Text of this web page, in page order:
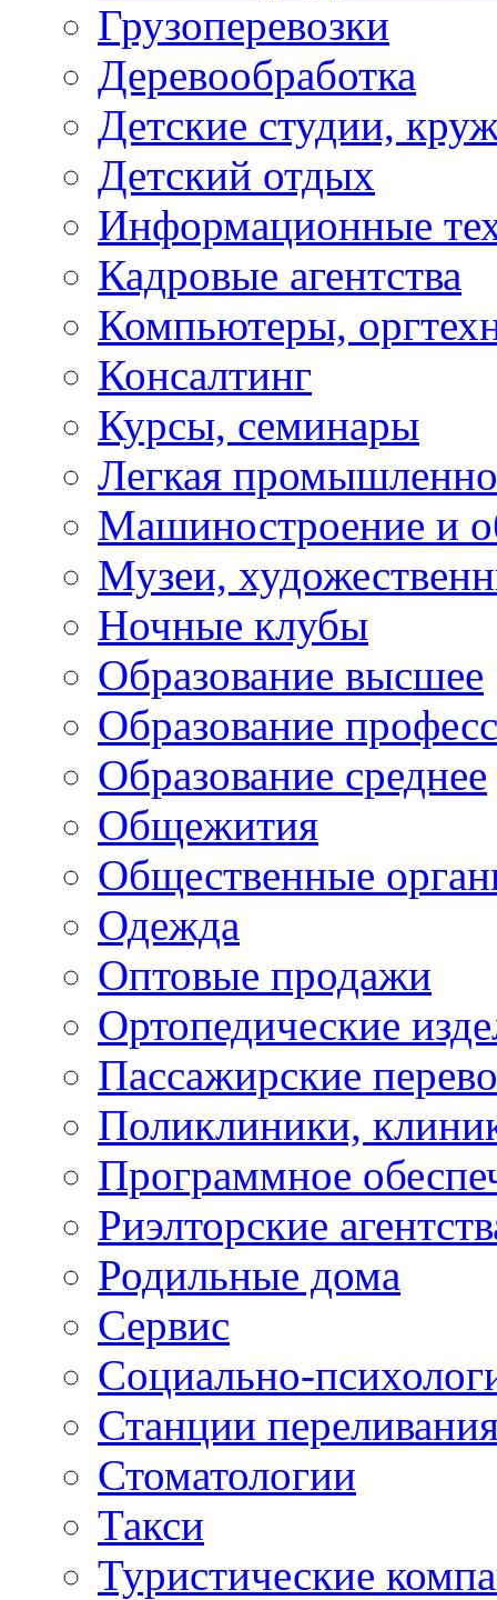
Грузоперевозки
Деревообработка
Детские студии,
Детский отдых
Информационные
Кадровые агентства
Компьютеры,
Консалтинг
Курсы, семинары
Легкая
Машиностроение и
Музеи,
Ночные клубы
Образование высшее
Образование
Образование среднее
Общежития
Общественные
Одежда
Оптовые продажи
Ортопедические
Пассажирские
Поликлиники,
Программное
Риэлторские
Родильные дома
Сервис
Социально-
Станции
Стоматологии
Такси
Туристические